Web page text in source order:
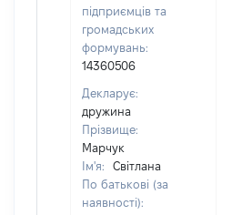
підприємців та
громадських
формувань:
14360506
Декларує:
дружина
Прізвище:
Марчук
Ім'я:
Світлана
По батькові (за
наявності):